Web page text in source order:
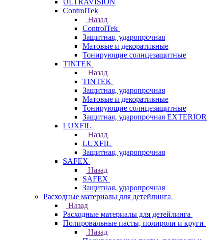
ULTRAVISION
ControlTek
Назад
ControlTek
Защитная, ударопрочная
Матовые и декоративные
Тонирующие солнцезащитные
TINTEK
Назад
TINTEK
Защитная, ударопрочная
Матовые и декоративные
Тонирующие солнцезащитные
Защитная, ударопрочная EXTERIOR
LUXFIL
Назад
LUXFIL
Защитная, ударопрочная
SAFEX
Назад
SAFEX
Защитная, ударопрочная
Расходные материалы для детейлинга
Назад
Расходные материалы для детейлинга
Полировальные пасты, полироли и круги
Назад